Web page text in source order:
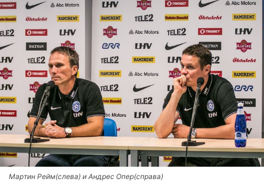
Мартин Рейм(слева) и Андрес Опер(справа)